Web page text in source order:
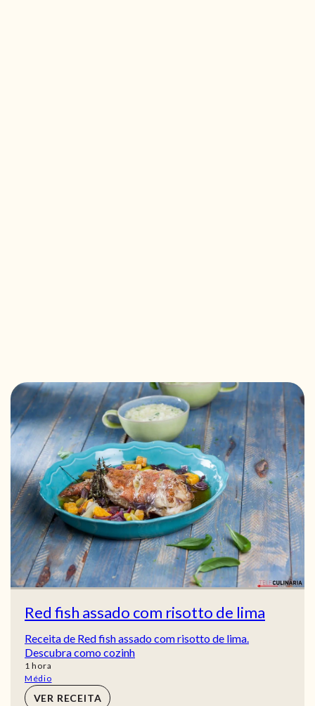
Red fish assado com risotto de lima
Receita de Red fish assado com risotto de lima.
Descubra como cozinh
1 hora
hora
Médio
VER RECEITA